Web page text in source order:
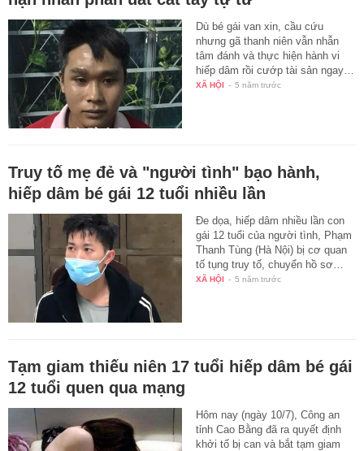
Dù bé gái van xin, cầu cứu
nhưng gã thanh niên vẫn nhẫn
tâm đánh và thực hiện hành vi
hiếp dâm rồi cướp tài sản ngay…
XÃ HỘI - 5 năm trước
Truy tố mẹ đẻ và "người tình" bạo hành,
hiếp dâm bé gái 12 tuổi nhiều lần
Đe dọa, hiếp dâm nhiều lần con
gái 12 tuổi của người tình, Phạm
Thanh Tùng (Hà Nội) bị cơ quan
tố tụng truy tố, chuyển hồ sơ…
XÃ HỘI - 5 năm trước
Tạm giam thiếu niên 17 tuổi hiếp dâm bé gái
12 tuổi quen qua mạng
Hôm nay (ngày 10/7), Công an
tỉnh Cao Bằng đã ra quyết định
khởi tố bị can và bắt tạm giam